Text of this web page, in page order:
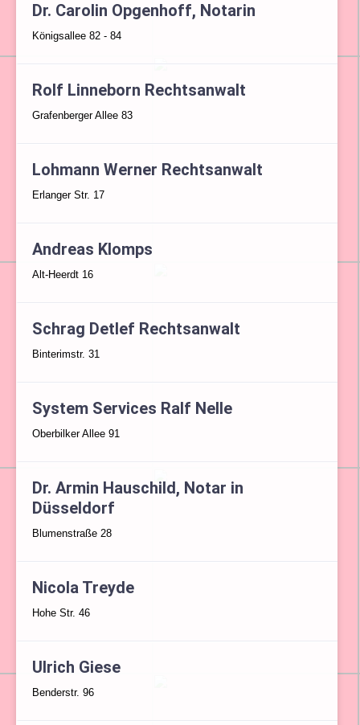
Dr. Carolin Opgenhoff, Notarin
Königsallee 82 - 84
Rolf Linneborn Rechtsanwalt
Grafenberger Allee 83
Lohmann Werner Rechtsanwalt
Erlanger Str. 17
Andreas Klomps
Alt-Heerdt 16
Schrag Detlef Rechtsanwalt
Binterimstr. 31
System Services Ralf Nelle
Oberbilker Allee 91
Dr. Armin Hauschild, Notar in
Düsseldorf
Blumenstraße 28
Nicola Treyde
Hohe Str. 46
Ulrich Giese
Benderstr. 96